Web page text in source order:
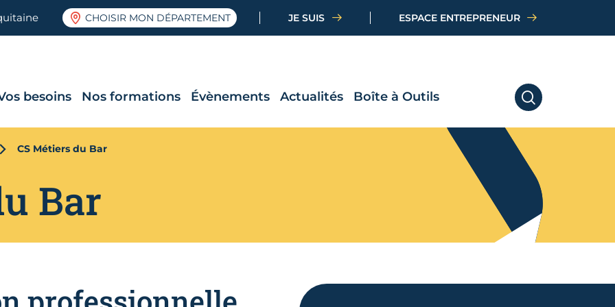
CHOISIR MON DÉPARTEMENT JE SUIS ESPACE ENTREPRENEUR
RECHERCHER
besoins Nos formations Évènements Actualités Boîte à Outils
CS Métiers du Bar
Bar